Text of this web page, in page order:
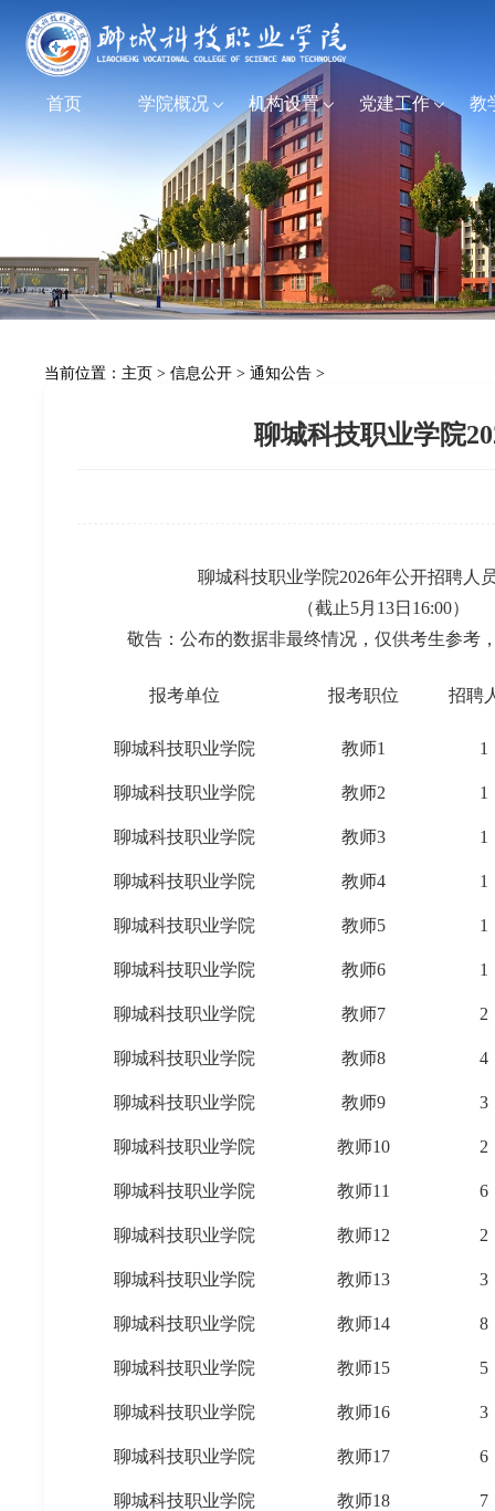
首页 学院概况 机构设置 党建工作 教
当前位置： 主页 > 信息公开 > 通知公告 >
聊城科技职业学院
聊城科技职业学院2026年公开招聘人
（截止5月13日16:00）
敬告：公布的数据非最终情况，仅供考生参考
报考单位 报考职位 招聘
聊城科技职业学院 教师1 1
聊城科技职业学院 教师2 1
聊城科技职业学院 教师3 1
聊城科技职业学院 教师4 1
聊城科技职业学院 教师5 1
聊城科技职业学院 教师6 1
聊城科技职业学院 教师7 2
聊城科技职业学院 教师8 4
聊城科技职业学院 教师9 3
聊城科技职业学院 教师10 2
聊城科技职业学院 教师11 6
聊城科技职业学院 教师12 2
聊城科技职业学院 教师13 3
聊城科技职业学院 教师14 8
聊城科技职业学院 教师15 5
聊城科技职业学院 教师16 3
聊城科技职业学院 教师17 6
聊城科技职业学院 教师18 7